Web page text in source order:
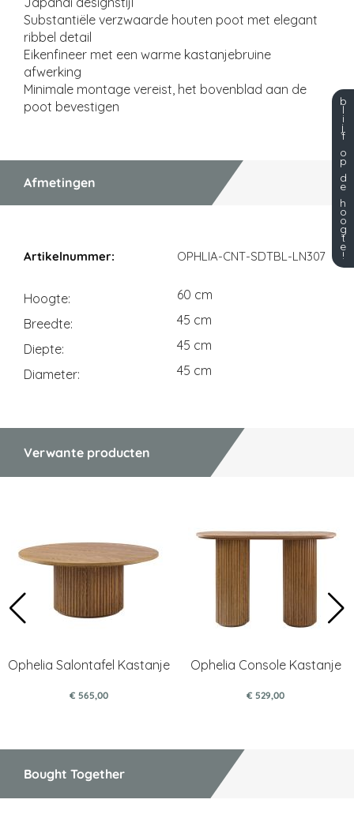
Substantiële verzwaarde houten poot met elegant
ribbel detail
Eikenfineer met een warme kastanjebruine
afwerking
Minimale montage vereist, het bovenblad aan de
poot bevestigen
Afmetingen
OPHLIA-CNT-SDTBL-LN307
Hoogte
60 cm
Breedte
45 cm
Diepte
45 cm
Diameter
45 cm
Verwante producten
Ophelia Salontafel Kastanje
€ 565,00
Ophelia Console Kastanje
€ 529,00
Bought Together
b
l
i
j
f
o
p
d
e
h
o
o
g
t
e
!